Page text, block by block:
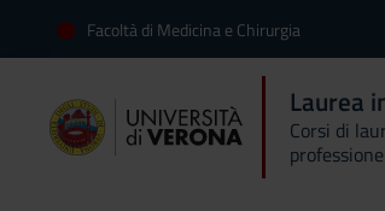
Facoltà di Medicina e Chirurgia
Laurea
Corsi di